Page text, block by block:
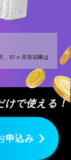
37ヶ月目以降は
詳細はこちら
でにご契約の手続
けで使える！
申込み